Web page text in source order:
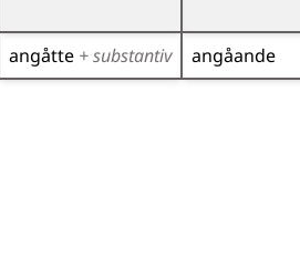
angåtte + substantiv angåande